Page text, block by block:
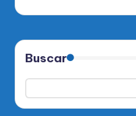
Buscar